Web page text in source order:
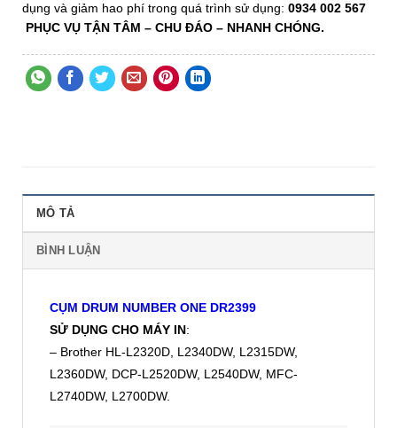
dụng và giảm hao phí trong quá trình sử dụng: 0934 002 567
PHỤC VỤ TẬN TÂM – CHU ĐÁO – NHANH CHÓNG.
MÔ TẢ
BÌNH LUẬN
CỤM DRUM NUMBER ONE DR2399
SỬ DỤNG CHO MÁY IN:
– Brother HL-L2320D, L2340DW, L2315DW,
L2360DW, DCP-L2520DW, L2540DW, MFC-
L2740DW, L2700DW.